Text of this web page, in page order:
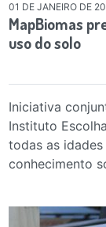
01 DE JANEIRO DE
MapBiomas
uso do solo
Iniciativa
Instituto
todas as
conhecimento